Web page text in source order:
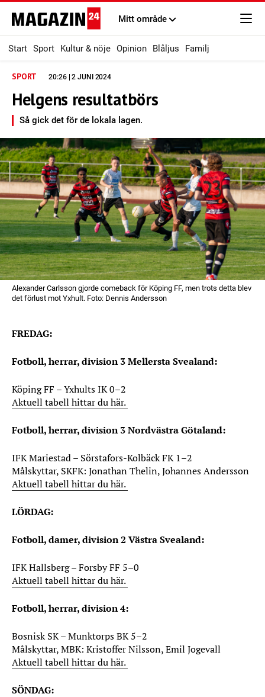
Mitt område
Start Sport Kultur & nöje Opinion Blåljus Familj
SPORT 20:26 | 2 JUNI 2024
Helgens resultatbörs
Så gick det för de lokala lagen.
Alexander Carlsson gjorde comeback för Köping FF, men trots detta blev
det förlust mot Yxhult. Foto: Dennis Andersson
FREDAG:
Fotboll, herrar, division 3 Mellersta Svealand:
Köping FF – Yxhults IK 0–2
Aktuell tabell hittar du här.
Fotboll, herrar, division 3 Nordvästra Götaland:
IFK Mariestad – Sörstafors-Kolbäck FK 1–2
Målskyttar, SKFK: Jonathan Thelin, Johannes Andersson
Aktuell tabell hittar du här.
LÖRDAG:
Fotboll, damer, division 2 Västra Svealand:
IFK Hallsberg – Forsby FF 5–0
Aktuell tabell hittar du här.
Fotboll, herrar, division 4:
Bosnisk SK – Munktorps BK 5–2
Målskyttar, MBK: Kristoffer Nilsson, Emil Jogevall
Aktuell tabell hittar du här.
SÖNDAG: